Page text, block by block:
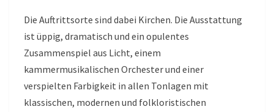
Die Auftrittsorte sind dabei Kirchen. Die Ausstattung
ist üppig, dramatisch und ein opulentes
Zusammenspiel aus Licht, einem
kammermusikalischen Orchester und einer
verspielten Farbigkeit in allen Tonlagen mit
klassischen, modernen und folkloristischen